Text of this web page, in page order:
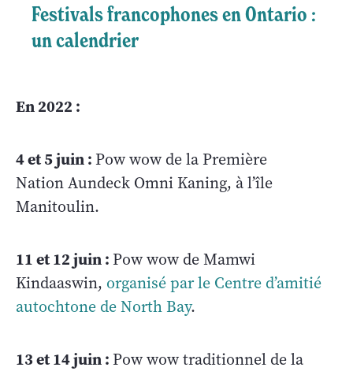
Festivals francophones en Ontario :
un calendrier
En 2022 :
4 et 5 juin : Pow wow de la Première
Nation Aundeck Omni Kaning, à l’île
Manitoulin.
11 et 12 juin : Pow wow de Mamwi
Kindaaswin, organisé par le Centre d’amitié
autochtone de North Bay.
13 et 14 juin : Pow wow traditionnel de la